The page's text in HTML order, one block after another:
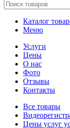
Каталог
Меню
Услуги
Цены
О нас
Фото
Отзывы
Контакты
Все товары
Цены услуг